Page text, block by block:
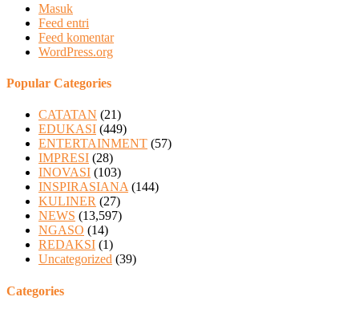
Masuk
Feed entri
Feed komentar
WordPress.org
Popular Categories
CATATAN (21)
EDUKASI (449)
ENTERTAINMENT (57)
IMPRESI (28)
INOVASI (103)
INSPIRASIANA (144)
KULINER (27)
NEWS (13,597)
NGASO (14)
REDAKSI (1)
Uncategorized (39)
Categories